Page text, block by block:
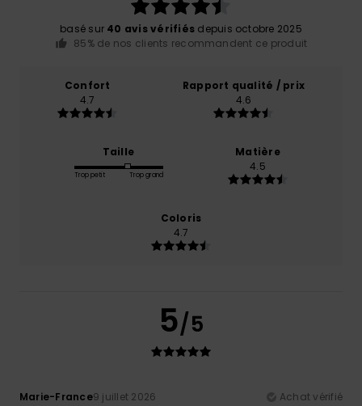
basé sur 40 avis vérifiés depuis octobre 2025
85% de nos clients recommandent ce produit
Confort
4.7
Rapport qualité / prix
4.6
Taille
Trop petit Trop grand
Matière
4.5
Coloris
4.7
5/5
Marie-France9 juillet 2026
Achat vérifié